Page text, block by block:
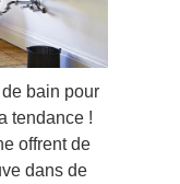
bain pour
tendance !
offrent de
dans de